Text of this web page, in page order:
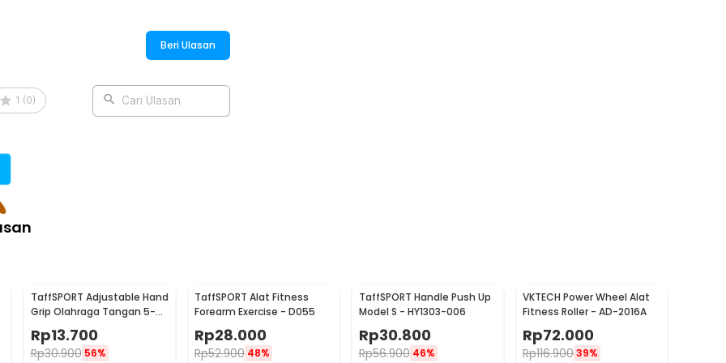
Beri Ulasan
1 (0) Cari Ulasan
TaffSPORT Adjustable Hand
Grip Olahraga Tangan 5-
60kg - TPR
Rp13.700
Rp30.900 56%
TaffSPORT Alat Fitness
Forearm Exercise - D055
Rp28.000
Rp52.900 48%
TaffSPORT Handle Push Up
Model S - HY1303-006
Rp30.800
Rp56.900 46%
VKTECH Power Wheel Alat
Fitness Roller - AD-2016A
Rp72.000
Rp116.90039%